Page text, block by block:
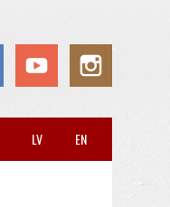
EN
LV